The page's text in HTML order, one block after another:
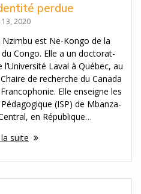
perdue
2020
est Ne-Kongo de la
Congo. Elle a un doctorat-
Laval à Québec, au
de recherche du Canada
Elle enseigne les
(ISP) de Mbanza-
en République…
suite